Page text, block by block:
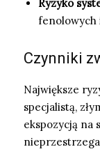
Ryzyko
fenolowych
Czynniki
Największe
specjalistą,
ekspozycją na